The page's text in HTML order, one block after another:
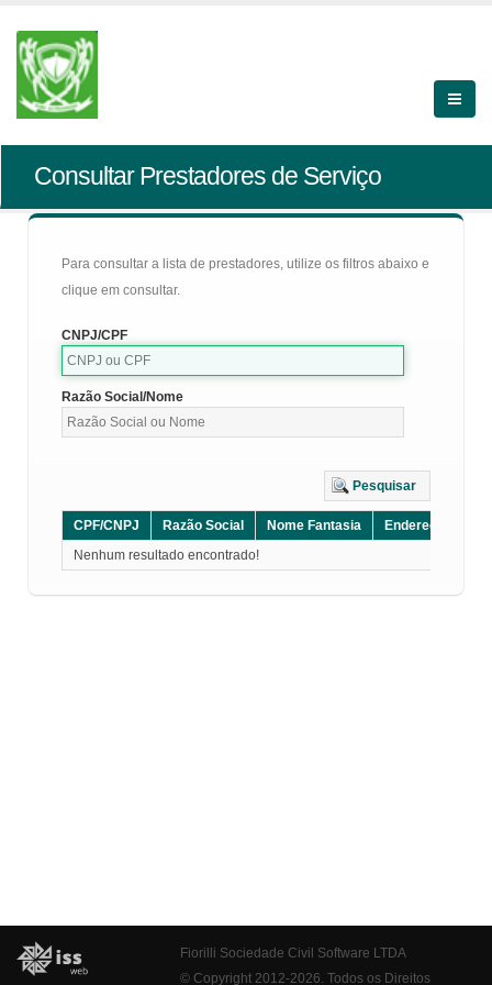
Consultar Prestadores de Serviço
Para consultar a lista de prestadores, utilize os filtros abaixo e
clique em consultar.
CNPJ/CPF
Razão Social/Nome
Pesquisar
CPF/CNPJ Razão Social Nome Fantasia Endereço
Nenhum resultado encontrado!
Fiorilli Sociedade Civil Software LTDA
© Copyright 2012-2026. Todos os Direitos